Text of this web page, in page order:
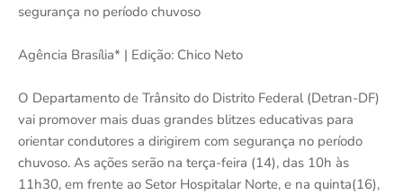
segurança no período chuvoso
Agência Brasília* | Edição: Chico Neto
O Departamento de Trânsito do Distrito Federal (Detran-DF)
vai promover mais duas grandes blitzes educativas para
orientar condutores a dirigirem com segurança no período
chuvoso. As ações serão na terça-feira (14), das 10h às
11h30, em frente ao Setor Hospitalar Norte, e na quinta(16),